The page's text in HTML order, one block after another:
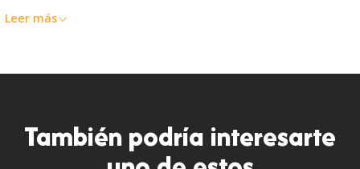
Diafragma redondeado de 8 hojas
35mm f/2 IS USM
Canoncombina la versátil distancia focal con sofisticadas
capacidades de enfoque automático, así como la
Leer más
También podría interesarte